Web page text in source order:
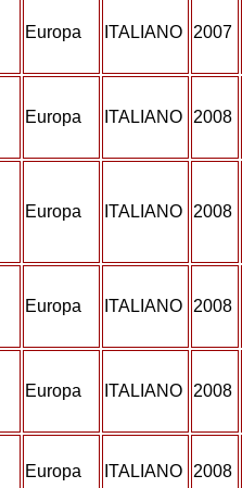
Europa ITALIANO 2007
Europa ITALIANO 2008
Europa ITALIANO 2008
Europa ITALIANO 2008
Europa ITALIANO 2008
Europa ITALIANO 2008